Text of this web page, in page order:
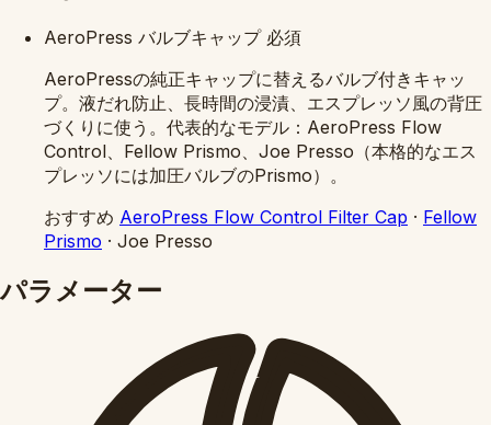
AeroPress バルブキャップ 必須
AeroPressの純正キャップに替えるバルブ付きキャッ
プ。液だれ防止、長時間の浸漬、エスプレッソ風の背圧
づくりに使う。代表的なモデル：AeroPress Flow
Control、Fellow Prismo、Joe Presso（本格的なエス
プレッソには加圧バルブのPrismo）。
おすすめ AeroPress Flow Control Filter Cap · Fellow
Prismo · Joe Presso
パラメーター